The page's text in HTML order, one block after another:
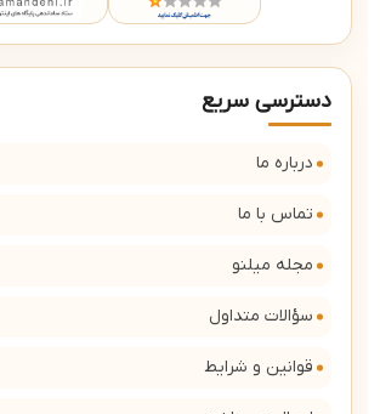
دسترسی سریع
درباره ما
تماس با ما
مجله میلنو
سؤالات متداول
قوانین و شرایط